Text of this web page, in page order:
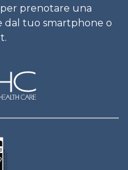
per prenotare una
dal tuo smartphone o